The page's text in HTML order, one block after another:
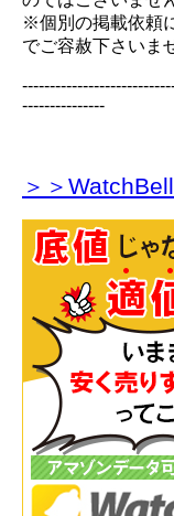
※個別の掲載依頼
でご容赦下さいま
---------------
＞＞